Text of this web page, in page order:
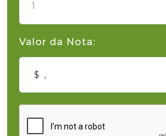
1
Valor da Nota: